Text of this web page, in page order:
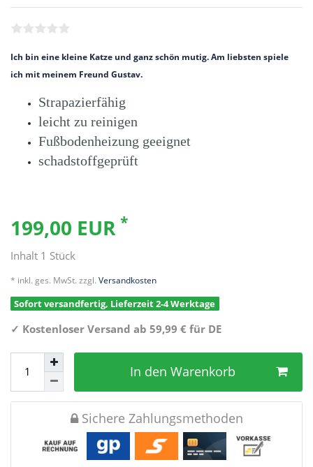
Ich bin eine kleine Katze und ganz schön mutig. Am liebsten spiele
ich mit meinem Freund Gustav.
Strapazierfähig
leicht zu reinigen
Fußbodenheizung geeignet
schadstoffgeprüft
199,00 EUR *
Inhalt 1 Stück
* inkl. ges. MwSt. zzgl. Versandkosten
Sofort versandfertig, Lieferzeit 2-4 Werktage
✓ Kostenloser Versand ab 59,99 € für DE
In den Warenkorb
Sichere Zahlungsmethoden